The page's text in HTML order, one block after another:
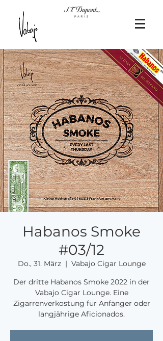
Habanos Smoke
#03/12
Do., 31. März
  |
Vabajo Cigar Lounge
Der dritte Habanos Smoke 2022 in der
Vabajo Cigar Lounge. Eine
Zigarrenverkostung für Anfänger oder
langjährige Aficionados.